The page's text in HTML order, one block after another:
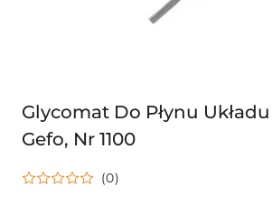
Glycomat Do Płynu
Gefo, Nr 1100
(0)